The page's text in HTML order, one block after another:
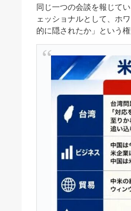
同じ一つの会談を報じて
ェッショナルとして、ホ
的に隠されたか」という